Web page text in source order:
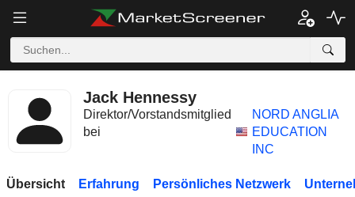
Jack Hennessy
Direktor/Vorstandsmitglied
bei
NORD ANGLIA
EDUCATION
INC
Übersicht Erfahrung Persönliches Netzwerk